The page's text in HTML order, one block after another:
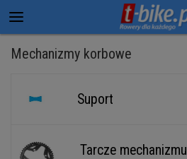
Mechanizmy korbowe
Suport
Tarcze mechanizmu